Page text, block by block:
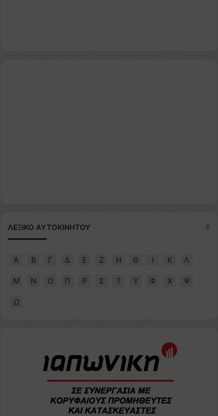
ΛΕΞΙΚΟ ΑΥΤΟΚΙΝΗΤΟΥ
Α Β Γ Δ Ε Ζ Η Θ Ι Κ Λ
Μ Ν Ο Π Ρ Σ Τ Υ Φ Χ Ψ
Ω